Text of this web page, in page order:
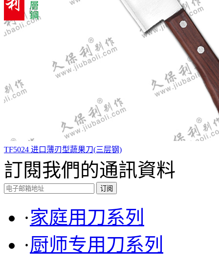
TF5024 进口薄刃型蔬果
刀(三层钢)
TF5024 进口薄刃型蔬果刀(三层钢)
訂閱我們的通訊資料
·家庭用刀系列
·厨师专用刀系列